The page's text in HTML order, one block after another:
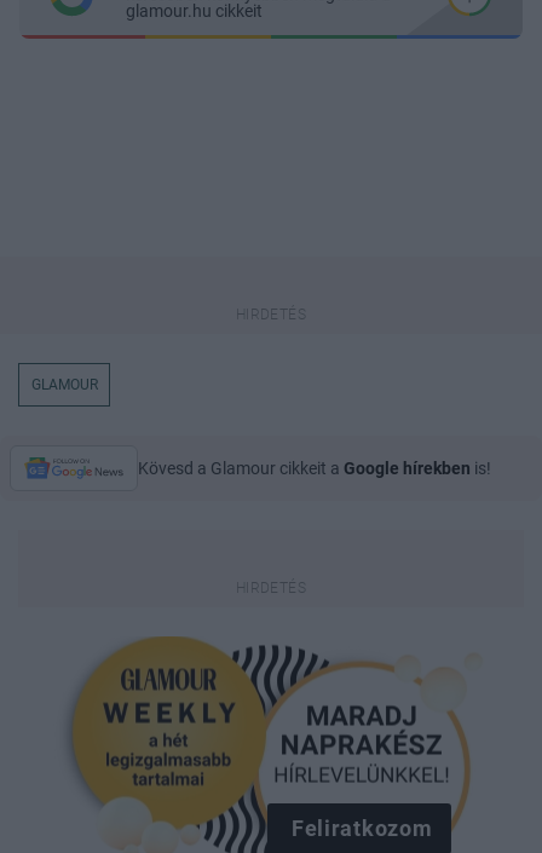
glamour.hu cikkeit
GLAMOUR
Kövesd a Glamour cikkeit a Google hírekben is!
Feliratkozom